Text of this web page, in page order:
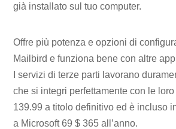
già installato sul tuo computer.
Offre più potenza e opzioni di
Mailbird e funziona bene con altre
I servizi di terze parti lavorano
che si integri perfettamente con le
139.99 a titolo definitivo ed è incluso
a Microsoft 69 $ 365 all’anno.